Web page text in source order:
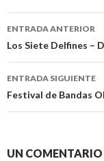
Navegación
de
entradas
ENTRADA ANTERIOR
Los Siete Delfines –
ENTRADA SIGUIENTE
Festival de Bandas
UN COMENTARIO